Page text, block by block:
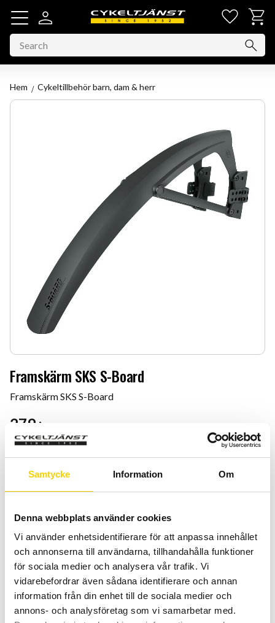
Samtycke Information Om
Denna webbplats använder cookies
Vi använder enhetsidentifierare för att anpassa innehållet
och annonserna till användarna, tillhandahålla funktioner
för sociala medier och analysera vår trafik. Vi
vidarebefordrar även sådana identifierare och annan
information från din enhet till de sociala medier och
annons- och analysföretag som vi samarbetar med.
Menu
Basket
Hem Cykeltillbehör barn, dam & herr
Framskärm SKS S-Board
Framskärm SKS S-Board
279 :-
Add
Certifierad cykelservice & Shimano Service Center
Allt inom cykel på ett ställe
Kunnig personal och hög kundnöjdhet
Stock status
5 pc. in stock